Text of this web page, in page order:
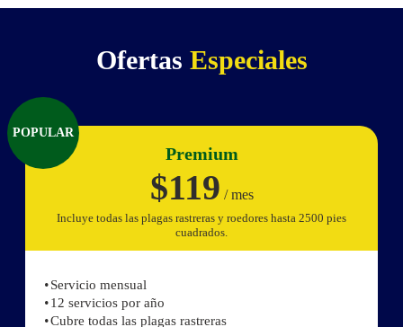
Ofertas Especiales
POPULAR
Premium
$119 / mes
Incluye todas las plagas rastreras y roedores hasta 2500 pies
cuadrados.
Servicio mensual
12 servicios por año
Cubre todas las plagas rastreras